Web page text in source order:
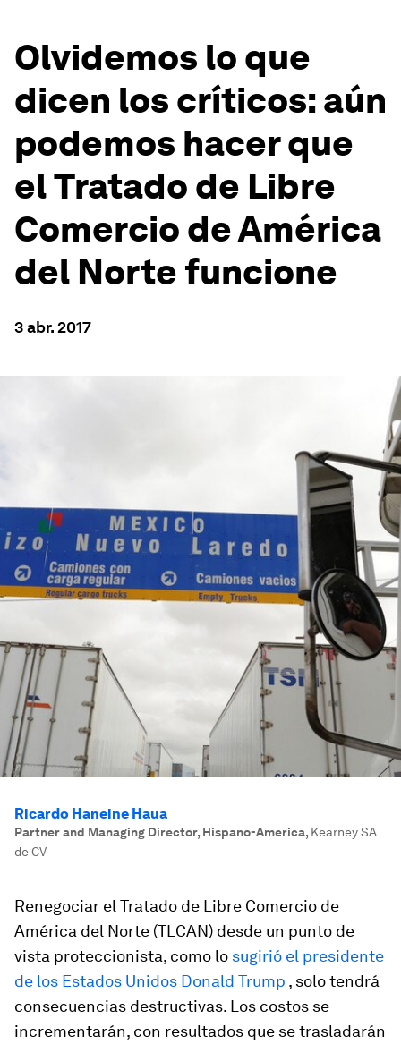
Olvidemos lo que
dicen los críticos: aún
podemos hacer que
el Tratado de Libre
Comercio de América
del Norte funcione
3 abr. 2017
Ricardo Haneine Haua
Partner and Managing Director, Hispano-America, Kearney SA
de CV
Renegociar el Tratado de Libre Comercio de
América del Norte (TLCAN) desde un punto de
vista proteccionista, como lo sugirió el presidente
de los Estados Unidos Donald Trump , solo tendrá
consecuencias destructivas. Los costos se
incrementarán, con resultados que se trasladarán